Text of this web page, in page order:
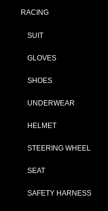
RACING
SUIT
GLOVES
SHOES
UNDERWEAR
HELMET
STEERING WHEEL
SEAT
SAFETY HARNESS